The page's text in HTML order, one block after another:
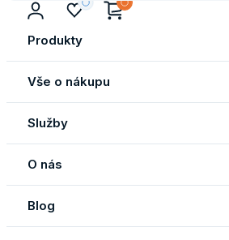
Produkty
Vše o nákupu
Služby
O nás
Blog